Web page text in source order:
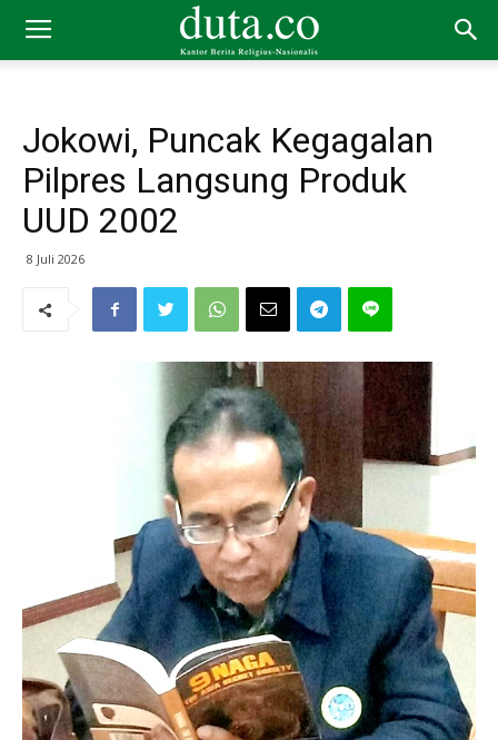
Jokowi, Puncak Kegagalan
Pilpres Langsung Produk
UUD 2002
8 Juli 2026